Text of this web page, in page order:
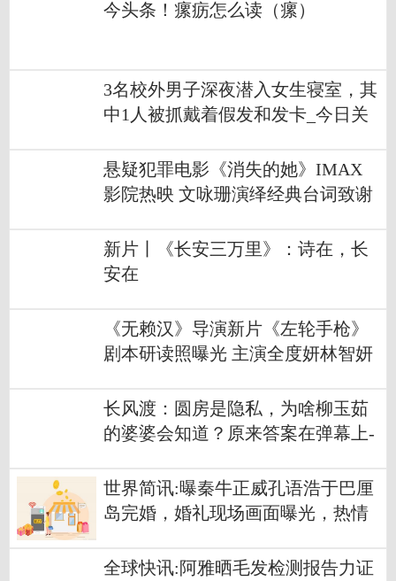
今头条！瘰疬怎么读（瘰）
3名校外男子深夜潜入女生寝室，其
中1人被抓戴着假发和发卡_今日关
悬疑犯罪电影《消失的她》IMAX
影院热映 文咏珊演绎经典台词致谢
新片丨《长安三万里》：诗在，长
安在
《无赖汉》导演新片《左轮手枪》
剧本研读照曝光 主演全度妍林智妍
长风渡：圆房是隐私，为啥柳玉茹
的婆婆会知道？原来答案在弹幕上-
世界简讯:曝秦牛正威孔语浩于巴厘
岛完婚，婚礼现场画面曝光，热情
全球快讯:阿雅晒毛发检测报告力证